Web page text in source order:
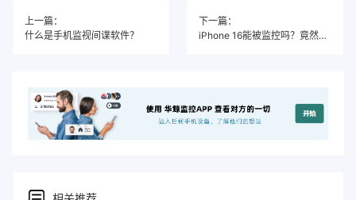
上一篇：
什么是手机监视间谍软件？
下一篇：
iPhone 16能被监控吗？竟然真的可以监控iPhone16系列手机